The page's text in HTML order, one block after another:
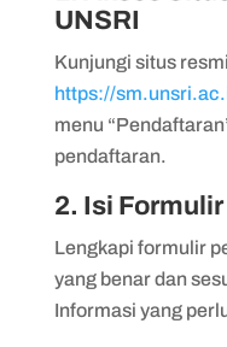
UNSRI
Kunjungi situs
https://
menu
pendaftaran.
2. Isi
Lengkapi formulir
yang benar dan
Informasi yang